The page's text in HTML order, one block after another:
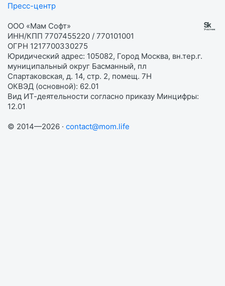
Пресс-центр
ООО «Мам Софт»
ИНН/КПП 7707455220 / 770101001
ОГРН 1217700330275
Юридический адрес: 105082, Город Москва, вн.тер.г.
муниципальный округ Басманный, пл
Спартаковская, д. 14, стр. 2, помещ. 7Н
ОКВЭД (основной): 62.01
Вид ИТ-деятельности согласно приказу Минцифры:
12.01
© 2014—2026 · contact@mom.life